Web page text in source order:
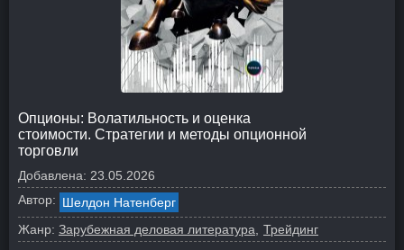
Опционы: Волатильность и оценка
стоимости. Стратегии и методы опционной
торговли
Добавлена: 23.05.2026
Автор: Шелдон Натенберг
Жанр: Зарубежная деловая литература
Трейдинг